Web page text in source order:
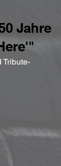
Jahre
Tribute-